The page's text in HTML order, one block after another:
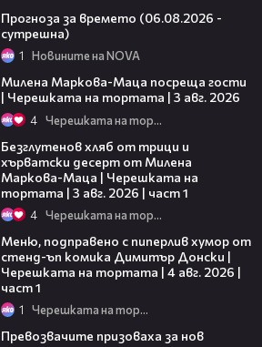
Прогноза за времето (06.08.2026 -
сутрешна)
1 Новините на NOVA
Милена Маркова-Маца посреща гости
| Черешката на тортата | 3 авг. 2026
4 Черешката на тортата
Безглутенов хляб от трици и
хърватски десерт от Милена
Маркова-Маца | Черешката на
тортата | 3 авг. 2026 | част 1
4 Черешката на тортата
Меню, подправено с пиперлив хумор от
стенд-ъп комика Димитър Донски |
Черешката на тортата | 4 авг. 2026 |
част 1
1 Черешката на тортата
Превозвачите призоваха за нов